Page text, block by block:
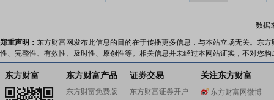
数据
郑重声明： 东方财富网发布此信息的目的在于传播更多信息，与本站立场无关。东
性、完整性、有效性、及时性、原创性等。相关信息并未经过本网站证实，不对您
东方财富 东方财富产品
东方财富免费版
证券交易
东方财富证券开户
关注东方财富
东方财富网微博